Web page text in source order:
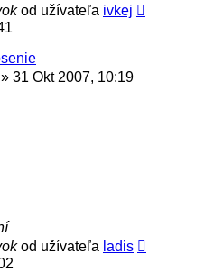
od užívateľa ivkej
» 31 Okt 2007, 10:19
od užívateľa ladis